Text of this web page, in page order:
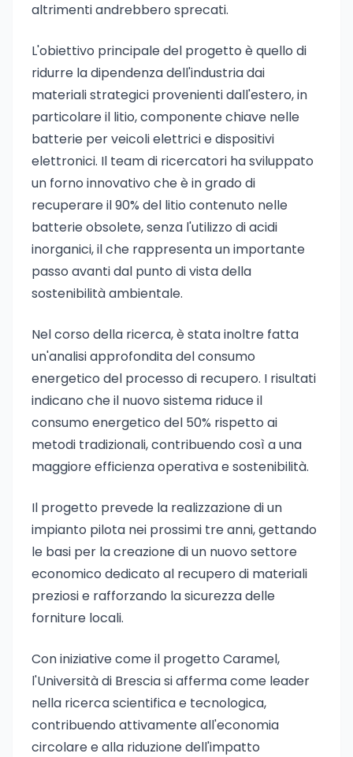
altrimenti andrebbero sprecati.
L'obiettivo principale del progetto è quello di
ridurre la dipendenza dell'industria dai
materiali strategici provenienti dall'estero, in
particolare il litio, componente chiave nelle
batterie per veicoli elettrici e dispositivi
elettronici. Il team di ricercatori ha sviluppato
un forno innovativo che è in grado di
recuperare il 90% del litio contenuto nelle
batterie obsolete, senza l'utilizzo di acidi
inorganici, il che rappresenta un importante
passo avanti dal punto di vista della
sostenibilità ambientale.
Nel corso della ricerca, è stata inoltre fatta
un'analisi approfondita del consumo
energetico del processo di recupero. I risultati
indicano che il nuovo sistema riduce il
consumo energetico del 50% rispetto ai
metodi tradizionali, contribuendo così a una
maggiore efficienza operativa e sostenibilità.
Il progetto prevede la realizzazione di un
impianto pilota nei prossimi tre anni, gettando
le basi per la creazione di un nuovo settore
economico dedicato al recupero di materiali
preziosi e rafforzando la sicurezza delle
forniture locali.
Con iniziative come il progetto Caramel,
l'Università di Brescia si afferma come leader
nella ricerca scientifica e tecnologica,
contribuendo attivamente all'economia
circolare e alla riduzione dell'impatto